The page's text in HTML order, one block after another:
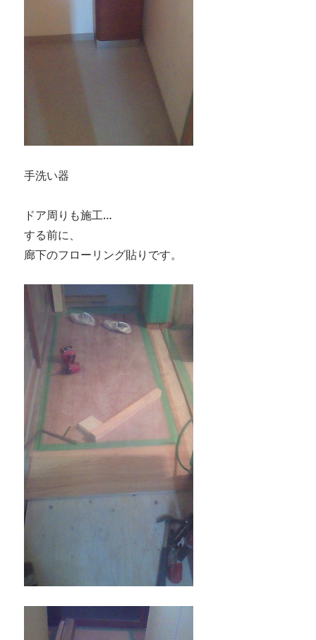
手洗い器
ドア周りも施工…
する前に、
廊下のフローリング貼りです。